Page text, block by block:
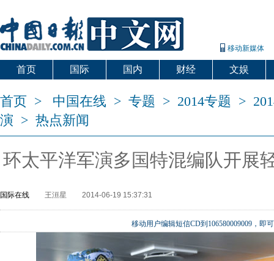
移动新媒体
首页 国际 国内 财经 文娱
首页 > 中国在线 > 专题 > 2014专题 >
演 > 热点新闻
环太平洋军演多国特混编队开展
国际在线 王洹星 2014-06-19 15:37:31
移动用户编辑短信CD到106580009009，即